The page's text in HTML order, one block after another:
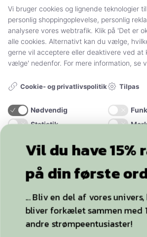
Sådan handler du hos Stylelegs.dk
FØLG OS
YDERLIGERE INFO
Strømpebukser
Plussize
Vi bruger cookies og lignende teknologier
personlig shoppingoplevelse, personlig
analysere vores webtrafik. Klik på 'Det er
alle cookies. Alternativt kan du vælge,
gerne vil acceptere eller deaktivere ved at
vælge' nedenfor. For mere information, se
Cookie- og privatlivspolitik Tilpas
Nødvendig
Statistik
ACCEPTER ALLE OG
Vil du have 15%
på din første
... Bliv en del af vores
bliver forkælet sammen med
andre strømpeentusiaster!